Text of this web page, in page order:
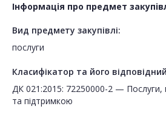
Інформація про предмет
Вид предмету закупівлі:
послуги
Класифікатор та його
ДК 021:2015: 72250000-2 — Послуги,
та підтримкою